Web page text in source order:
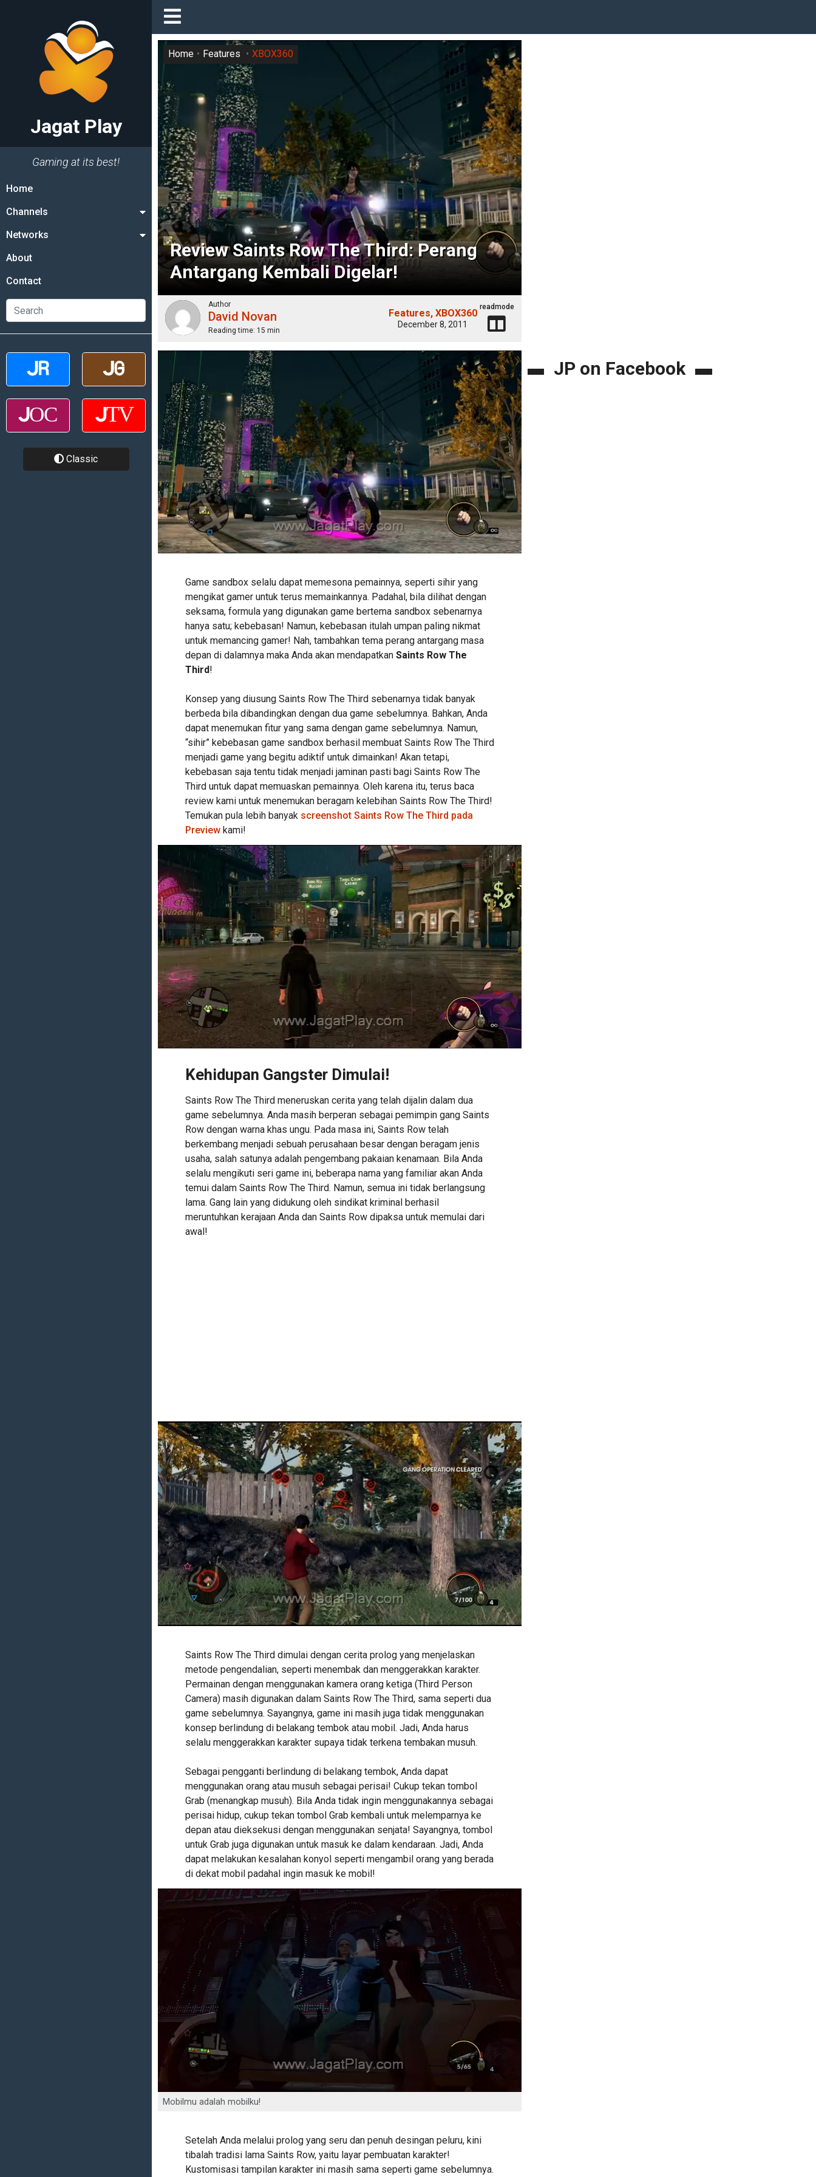
Jagat Play
Gaming at its best!
Home
Channels
Networks
About
Contact
Classic
Review Saints Row The Third: Perang
Antargang Kembali Digelar!
Home Features XBOX360
Author
David Novan
Reading time: 15 min
Features XBOX360
December 8, 2011
readmode
Game sandbox selalu dapat memesona pemainnya, seperti sihir yang
mengikat gamer untuk terus memainkannya. Padahal, bila dilihat dengan
seksama, formula yang digunakan game bertema sandbox sebenarnya
hanya satu; kebebasan! Namun, kebebasan itulah umpan paling nikmat
untuk memancing gamer! Nah, tambahkan tema perang antargang masa
depan di dalamnya maka Anda akan mendapatkan Saints Row The
Third!
Konsep yang diusung Saints Row The Third sebenarnya tidak banyak
berbeda bila dibandingkan dengan dua game sebelumnya. Bahkan, Anda
dapat menemukan fitur yang sama dengan game sebelumnya. Namun,
“sihir” kebebasan game sandbox berhasil membuat Saints Row The Third
menjadi game yang begitu adiktif untuk dimainkan! Akan tetapi,
kebebasan saja tentu tidak menjadi jaminan pasti bagi Saints Row The
Third untuk dapat memuaskan pemainnya. Oleh karena itu, terus baca
review kami untuk menemukan beragam kelebihan Saints Row The Third!
Temukan pula lebih banyak screenshot Saints Row The Third pada
Previewkami!
Kehidupan Gangster Dimulai!
Saints Row The Third meneruskan cerita yang telah dijalin dalam dua
game sebelumnya. Anda masih berperan sebagai pemimpin gang Saints
Row dengan warna khas ungu. Pada masa ini, Saints Row telah
berkembang menjadi sebuah perusahaan besar dengan beragam jenis
usaha, salah satunya adalah pengembang pakaian kenamaan. Bila Anda
selalu mengikuti seri game ini, beberapa nama yang familiar akan Anda
temui dalam Saints Row The Third. Namun, semua ini tidak berlangsung
lama. Gang lain yang didukung oleh sindikat kriminal berhasil
meruntuhkan kerajaan Anda dan Saints Row dipaksa untuk memulai dari
awal!
Saints Row The Third dimulai dengan cerita prolog yang menjelaskan
metode pengendalian, seperti menembak dan menggerakkan karakter.
Permainan dengan menggunakan kamera orang ketiga (Third Person
Camera) masih digunakan dalam Saints Row The Third, sama seperti dua
game sebelumnya. Sayangnya, game ini masih juga tidak menggunakan
konsep berlindung di belakang tembok atau mobil. Jadi, Anda harus
selalu menggerakkan karakter supaya tidak terkena tembakan musuh.
Sebagai pengganti berlindung di belakang tembok, Anda dapat
menggunakan orang atau musuh sebagai perisai! Cukup tekan tombol
Grab (menangkap musuh). Bila Anda tidak ingin menggunakannya sebagai
perisai hidup, cukup tekan tombol Grab kembali untuk melemparnya ke
depan atau dieksekusi dengan menggunakan senjata! Sayangnya, tombol
untuk Grab juga digunakan untuk masuk ke dalam kendaraan. Jadi, Anda
dapat melakukan kesalahan konyol seperti mengambil orang yang berada
di dekat mobil padahal ingin masuk ke mobil!
Mobilmu adalah mobilku!
Setelah Anda melalui prolog yang seru dan penuh desingan peluru, kini
tibalah tradisi lama Saints Row, yaitu layar pembuatan karakter!
Kustomisasi tampilan karakter ini masih sama seperti game sebelumnya.
JP on Facebook